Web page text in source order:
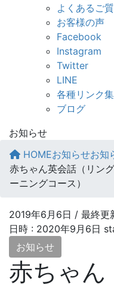
よくあるご
お客様の声
Facebook
Instagram
Twitter
LINE
各種リンク集
ブログ
お知らせ
HOMEお知らせお知
赤ちゃん英会話（リン
ーニングコース）
2019年6月6日 / 最終更
日時 : 2020年9月6日
お知らせ
赤ちゃん